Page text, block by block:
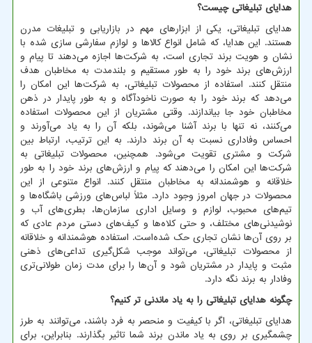
هدایای تبلیغاتی چیست؟
هدایای تبلیغاتی، یکی از ابزارهای مهم در بازاریابی و تبلیغات مدرن
هستند. این هدایا، که شامل انواع کالاها و لوازم سفارشی سازی شده با
نشان و هویت برند تجاری است، به شرکت‌ها اجازه می‌دهند تا پیام و
ارزش‌های برند خود را به طور مستقیم و بلندمدت به مخاطبان هدف
منتقل کنند. استفاده از محصولات تبلیغاتی، به شرکت‌ها این امکان را
می‌دهد که برند خود را به صورت ناخودآگاه و به طور پایدار در ذهن
مخاطبان خود جا بیاندازند. وقتی مشتریان از این محصولات استفاده
می‌کنند، نه تنها با برند آشنا می‌شوند، بلکه آن را به یاد می‌آورند و
احساس وفاداری نسبت به آن برند دارند. به این ترتیب، ارتباط بین
شرکت و مشتری تقویت می‌شود. همچنین، محصولات تبلیغاتی به
شرکت‌ها این امکان را می‌دهند که پیام و ارزش‌های برند خود را به طور
خلاقانه و هوشمندانه به مخاطبان منتقل کنند. انواع متنوعی از این
محصولات در جهان امروز وجود دارد. مثلاً لباس‌های ورزشی باشگاه‌ها و
تیم‌های محبوب، لوازم و وسایل اداری سازمان‌ها، بطری‌های آب و
نوشیدنی‌های مختلف، و حتی کلاه‌ها و کیف‌های دستی مردم عادی که
بر روی آن‌ها نشان تجاری حک شده‌است. استفاده هوشمندانه و خلاقانه
از محصولات تبلیغاتی، می‌تواند موجب شکل‌گیری تداعی‌های ذهنی
مثبت و پایدار در مشتریان شود و آن‌ها را برای مدت زمان طولانی‌تری
وفادار به برند نگه دارد.
چگونه هدایای تبلیغاتی را به یاد ماندنی تر کنیم؟
هدایای تبلیغاتی، اگر با کیفیت و منحصر به فرد باشند، می‌توانند به طرز
چشمگیری بر روی به یاد ماندن برند شما تاثیر بگذارند. بنابراین، برای